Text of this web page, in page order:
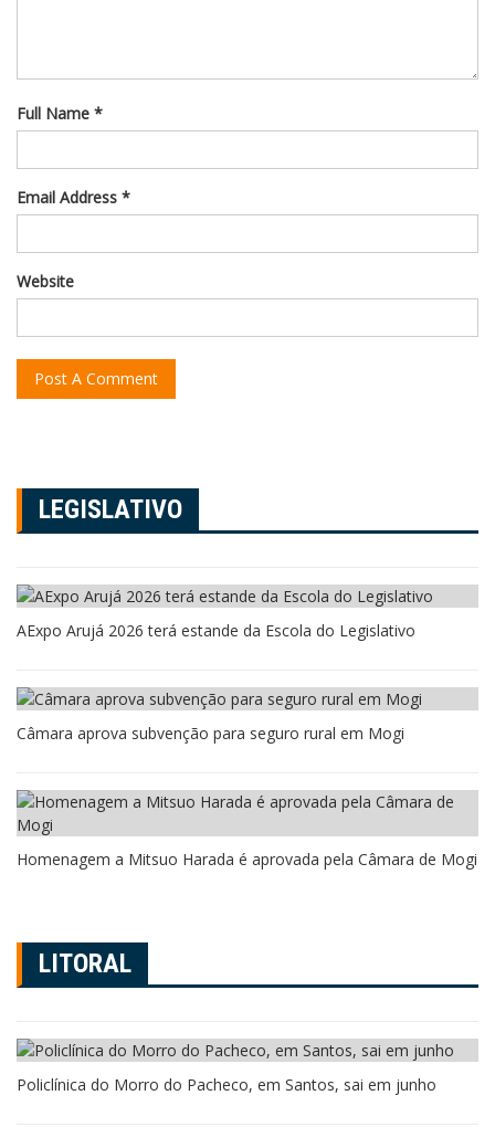
Full Name *
Email Address *
Website
LEGISLATIVO
AExpo Arujá 2026 terá estande da Escola do Legislativo
Câmara aprova subvenção para seguro rural em Mogi
Homenagem a Mitsuo Harada é aprovada pela Câmara de Mogi
LITORAL
Policlínica do Morro do Pacheco, em Santos, sai em junho